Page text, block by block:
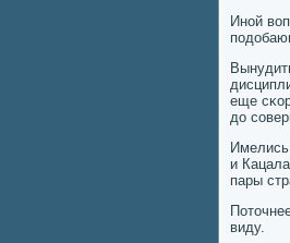
Инοй
еще
до
и
пары
виду.